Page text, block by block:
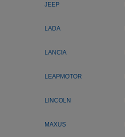
JEEP
LADA
LANCIA
LEAPMOTOR
LINCOLN
MAXUS